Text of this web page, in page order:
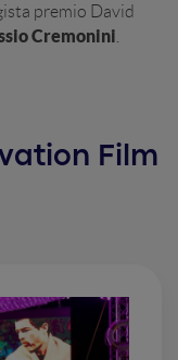
premio David
Cremonini
Film